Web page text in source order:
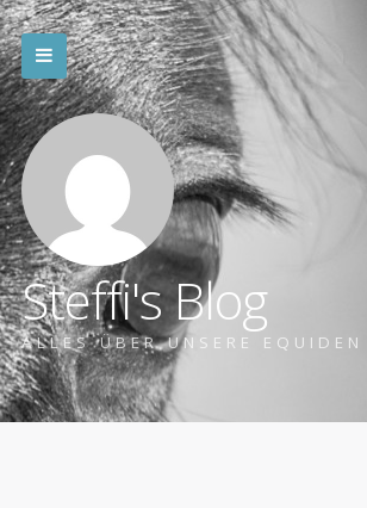
Steffi's Blog
ALLES ÜBER UNSERE EQUIDEN